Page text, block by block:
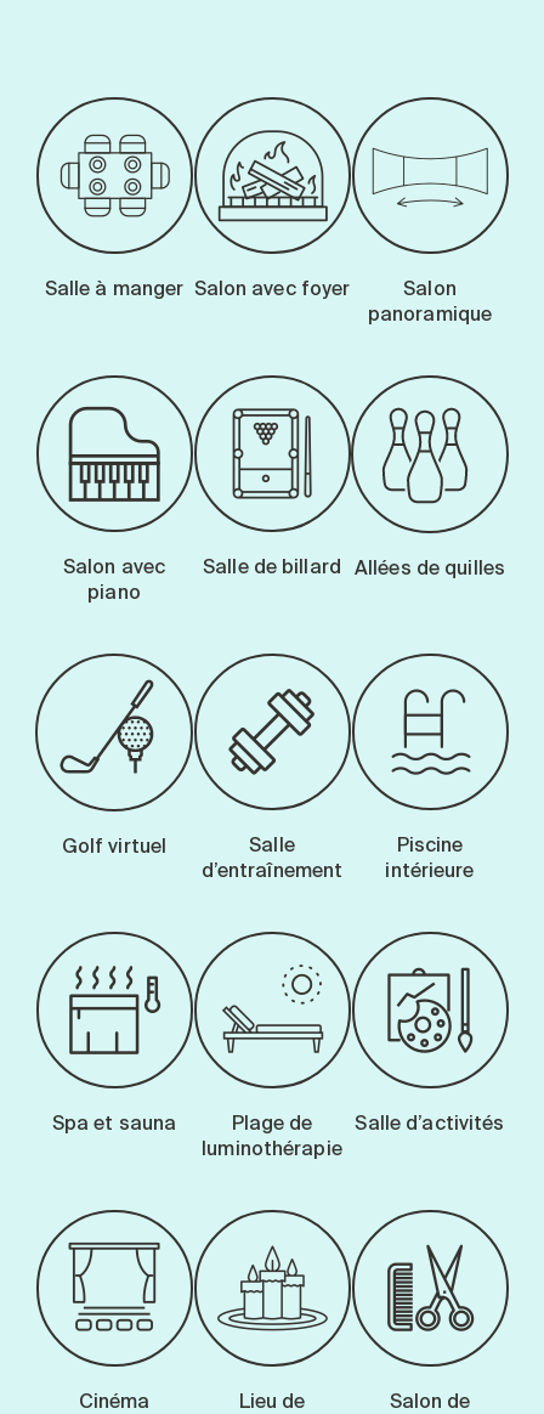
Salle à manger Salon avec foyer
Salon
panoramique
Salon avec
piano
Salle de billard Allées de quilles
Golf virtuel
Salle
d’entraînement
Piscine
intérieure
Spa et sauna
Plage de
luminothérapie
Salle d’activités
Cinéma
Lieu de
Salon de